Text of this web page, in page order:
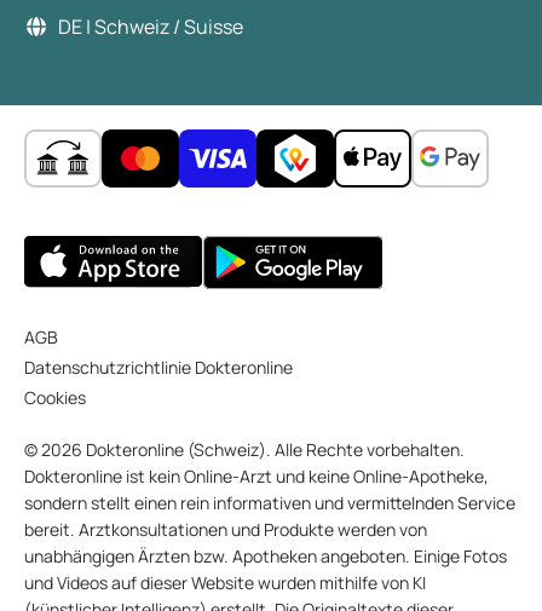
DE | Schweiz / Suisse
AGB
Datenschutzrichtlinie Dokteronline
Cookies
© 2026 Dokteronline (Schweiz). Alle Rechte vorbehalten.
Dokteronline ist kein Online-Arzt und keine Online-Apotheke,
sondern stellt einen rein informativen und vermittelnden Service
bereit. Arztkonsultationen und Produkte werden von
unabhängigen Ärzten bzw. Apotheken angeboten. Einige Fotos
und Videos auf dieser Website wurden mithilfe von KI